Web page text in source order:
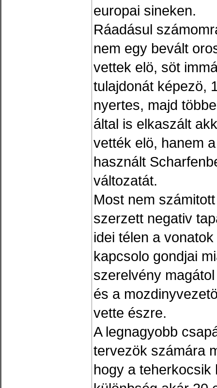
europai sineken.
Ráadásul
nem egy bevált
vettek elö, söt
tulajdonát képezö,
nyertes, majd
által is elkaszált
vették elö, hanem
használt
változatát.
Most nem
szerzett negativ
idei télen a
kapcsolo gondjai
szerelvény
és a
vette észre.
A legnagyobb
tervezök számára
hogy a teherkocsik